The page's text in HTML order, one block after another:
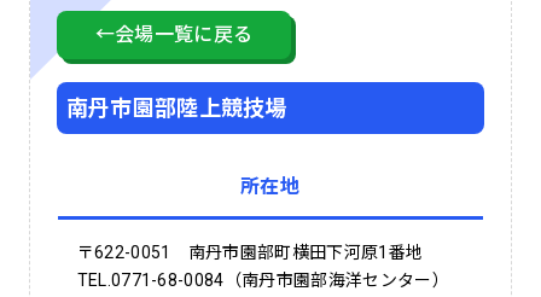
←会場一覧に戻る
南丹市園部陸上競技場
所在地
〒622-0051 南丹市園部町横田下河原1番地
TEL.0771-68-0084（南丹市園部海洋センター）